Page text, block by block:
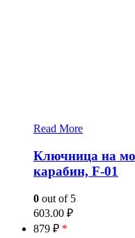
Read More
Ключница на
карабин, F-01
0 out of 5
603.00 ₽
879 ₽ *